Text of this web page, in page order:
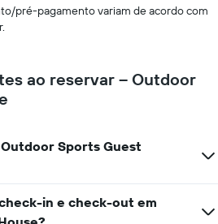
pré-pagamento variam de acordo com
ao reservar – Outdoor
Sports Guest
in e check-out em